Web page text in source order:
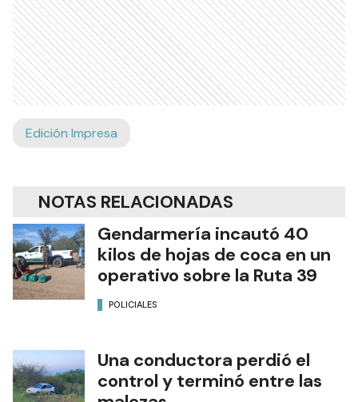
Edición Impresa
NOTAS RELACIONADAS
Gendarmería incautó 40
kilos de hojas de coca en un
operativo sobre la Ruta 39
POLICIALES
Una conductora perdió el
control y terminó entre las